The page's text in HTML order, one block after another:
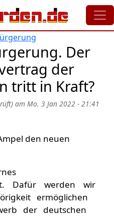
Der
der
tritt in Kraft?
am Mo. 3 Jan 2022 - 21:41
den neuen
Dafür werden wir
ermöglichen
der deutschen